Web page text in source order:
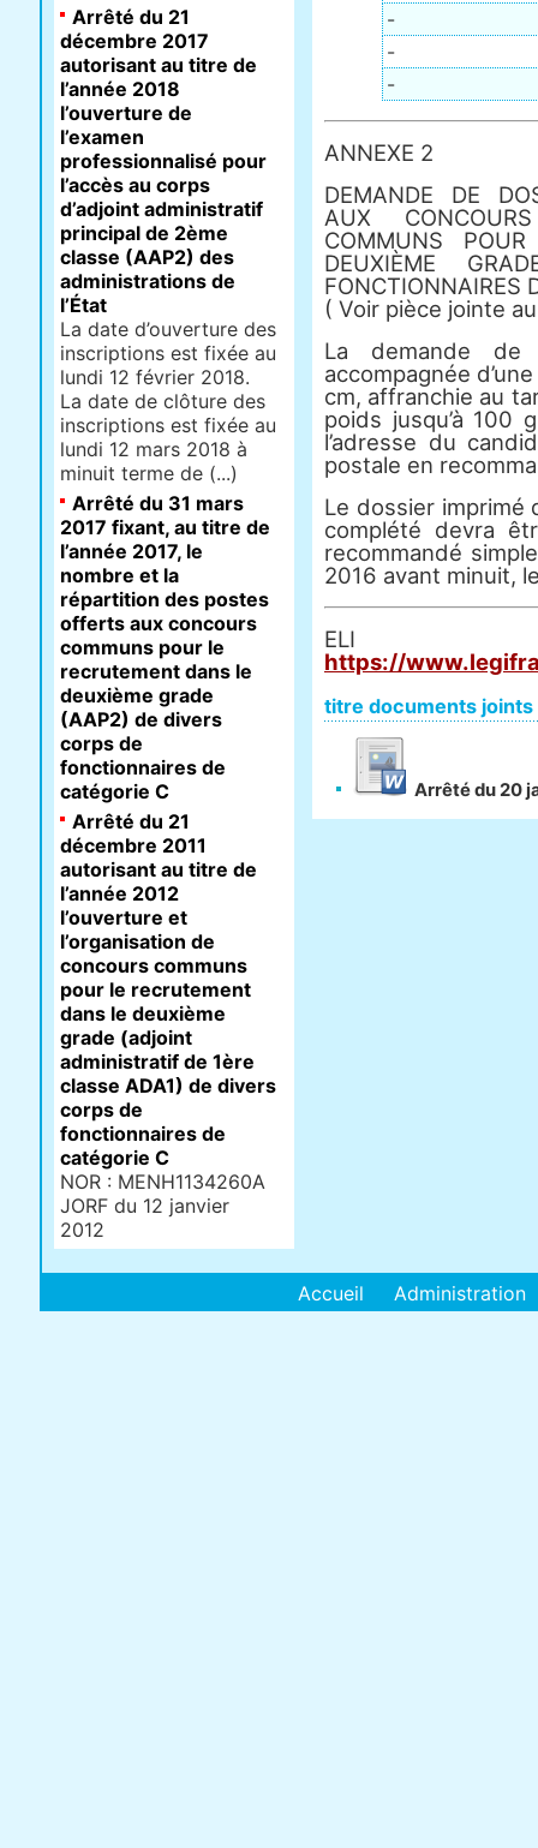
-
-
-
ANNEXE 2
DEMANDE DE
AUX
COMMUNS
DEUXIÈME
FONCTIONNAIRES
( Voir pièce jointe
La demande de
accompagnée
cm, affranchie au
poids jusqu’à 100
l’adresse du
postale en
Le dossier imprimé
complété devra
recommandé
2016 avant minuit,
https://
titre documents joints
Arrêté du 20
Arrêté du 21
décembre 2017
autorisant au titre de
l’année 2018
l’ouverture de
l’examen
professionnalisé pour
l’accès au corps
d’adjoint administratif
principal de 2ème
classe (AAP2) des
administrations de
l’État
La date d’ouverture des
inscriptions est fixée au
lundi 12 février 2018.
La date de clôture des
inscriptions est fixée au
lundi 12 mars 2018 à
minuit terme de (...)
Arrêté du 31 mars
2017 fixant, au titre de
l’année 2017, le
nombre et la
répartition des postes
offerts aux concours
communs pour le
recrutement dans le
deuxième grade
(AAP2) de divers
corps de
fonctionnaires de
catégorie C
Arrêté du 21
décembre 2011
autorisant au titre de
l’année 2012
l’ouverture et
l’organisation de
concours communs
pour le recrutement
dans le deuxième
grade (adjoint
administratif de 1ère
classe ADA1) de divers
corps de
fonctionnaires de
catégorie C
NOR : MENH1134260A
JORF du 12 janvier
2012
Accueil Administration